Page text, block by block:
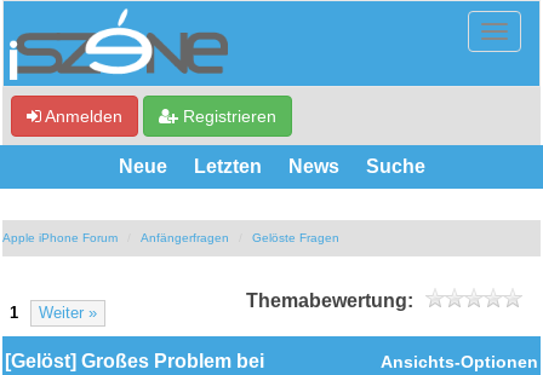
Anmelden Registrieren
Neue Letzten News Suche
Apple iPhone Forum Anfängerfragen Gelöste Fragen
1 Weiter »
Themabewertung:
Ansichts-Optionen
[Gelöst] Großes Problem bei